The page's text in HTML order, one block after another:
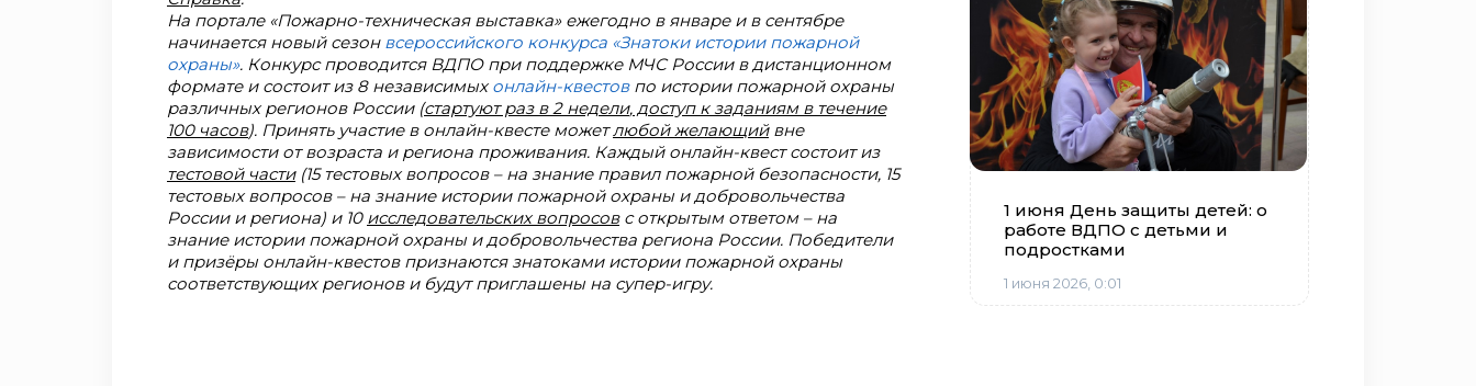
На портале «Пожарно-техническая выставка» ежегодно в январе и в сентябре
начинается новый сезон всероссийского конкурса «Знатоки истории пожарной
охраны». Конкурс проводится ВДПО при поддержке МЧС России в дистанционном
формате и состоит из 8 независимыхонлайн-квестовпо истории пожарной охраны
различных регионов России (стартуют раз в 2 недели, доступ к заданиям в течение
100 часов). Принять участие в онлайн-квесте можетлюбой желающийвне
зависимости от возраста и региона проживания. Каждый онлайн-квест состоит из
тестовой части(15 тестовых вопросов – на знание правил пожарной безопасности, 15
тестовых вопросов – на знание истории пожарной охраны и добровольчества
России и региона) и 10 исследовательских вопросовс открытым ответом – на
знание истории пожарной охраны и добровольчества региона России. Победители
и призёры онлайн-квестов признаются знатоками истории пожарной охраны
соответствующих регионов и будут приглашены на супер-игру.
1 июня День защиты детей: о
работе ВДПО с детьми и
подростками
1 июня 2026, 0:01